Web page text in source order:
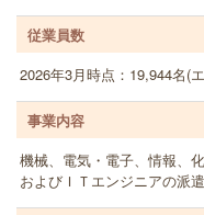
従業員数
2026年3月時点：19,944名(
事業内容
機械、電気・電子、情報、
およびＩＴエンジニアの派